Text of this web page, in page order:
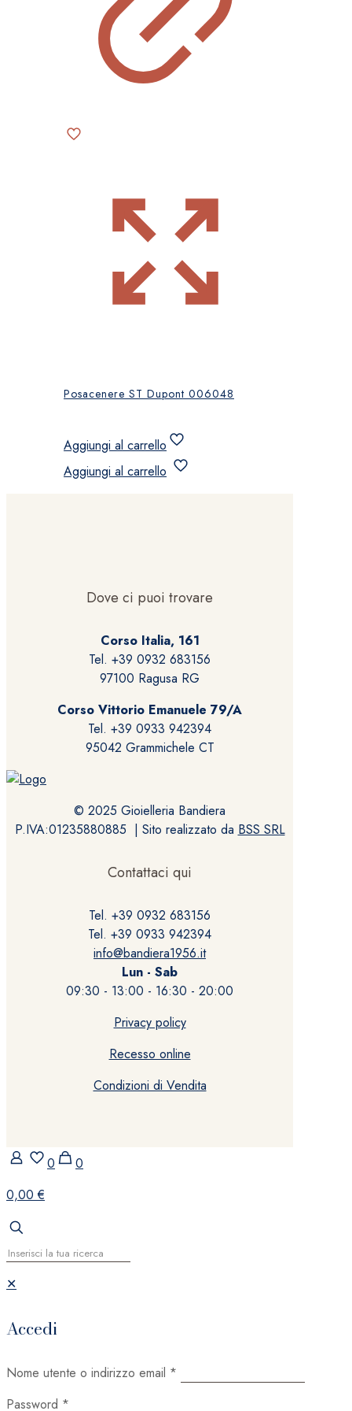
Posacenere ST Dupont 006048
Aggiungi al carrello
Aggiungi al carrello
Dove ci puoi trovare
Corso Italia, 161
Tel. +39 0932 683156
97100 Ragusa RG
Corso Vittorio Emanuele 79/A
Tel. +39 0933 942394
95042 Grammichele CT
© 2025 Gioielleria Bandiera
P.IVA:01235880885 | Sito realizzato da BSS SRL
Contattaci qui
Tel. +39 0932 683156
Tel. +39 0933 942394
info@bandiera1956.it
Lun - Sab
09:30 - 13:00 - 16:30 - 20:00
Privacy policy
Recesso online
Condizioni di Vendita
0
0
0,00 €
✕
Accedi
Nome utente o indirizzo email *
Password *